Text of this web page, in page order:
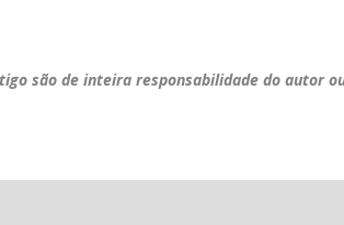
são de inteira responsabilidade do autor